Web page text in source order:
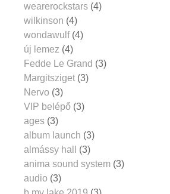
wearerockstars (4)
wilkinson (4)
wondawulf (4)
új lemez (4)
Fedde Le Grand (3)
Margitsziget (3)
Nervo (3)
VIP belépő (3)
ages (3)
album launch (3)
almássy hall
(3)
anima sound system (3)
audio (3)